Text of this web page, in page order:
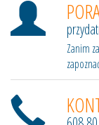
Zanim